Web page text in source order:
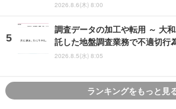
2026.8.6(木) 8:00
調査データの加工や転用 ～ 大
託した地盤調査業務で不適切行
2026.8.5(水) 8:05
ランキングをもっと見